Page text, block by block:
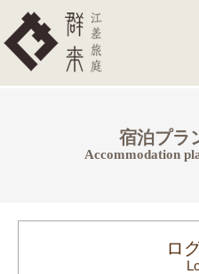
宿泊プラ
Accommodation
ロ